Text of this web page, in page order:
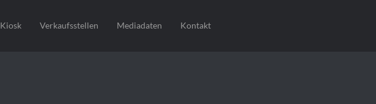
Kiosk Verkaufsstellen Mediadaten Kontakt